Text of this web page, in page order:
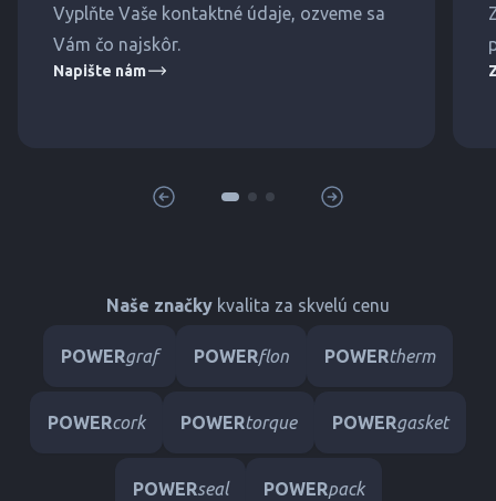
Vyplňte Vaše kontaktné údaje, ozveme sa
Vám čo najskôr.
Napište nám
Naše značky kvalita za skvelú cenu
POWERgraf POWERflon POWERtherm
POWERcork POWERtorque POWERgasket
POWERseal POWERpack